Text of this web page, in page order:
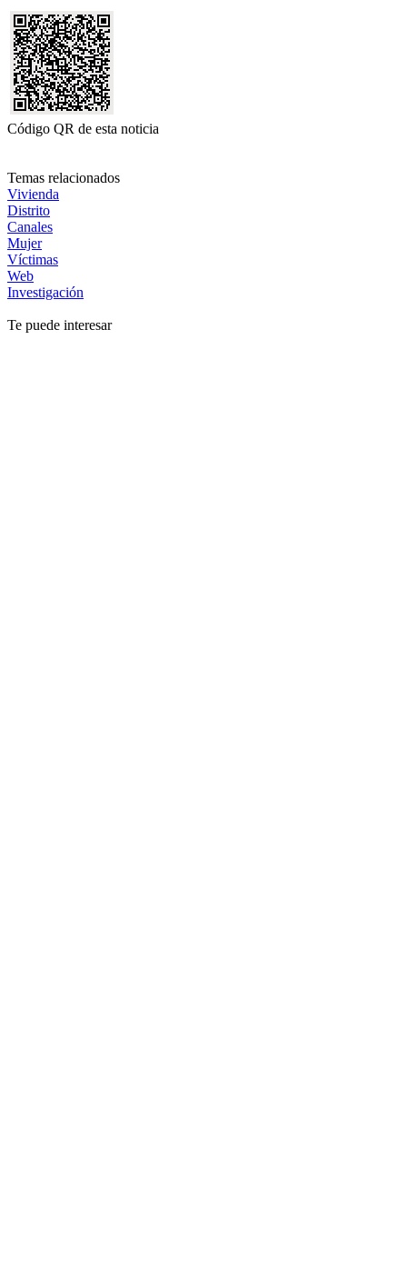
Código QR de esta noticia
Temas relacionados
Vivienda
Distrito
Canales
Mujer
Víctimas
Web
Investigación
Te puede interesar